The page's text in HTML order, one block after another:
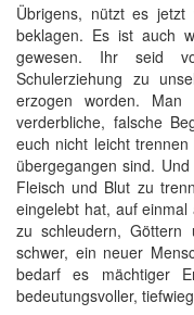
Übrigens, nützt es jetzt
beklagen. Es ist auch
gewesen. Ihr seid
Schulerziehung zu
erzogen worden.
verderbliche, falsche
euch nicht leicht
übergegangen sind.
Fleisch und Blut zu
eingelebt hat, auf einmal
zu schleudern,
schwer, ein neuer
bedarf es mächtiger
bedeutungsvoller,